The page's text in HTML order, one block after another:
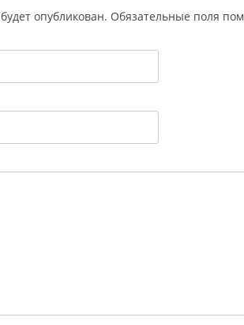
опубликован. Обязательные поля